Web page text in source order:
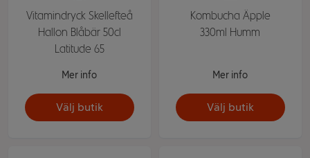
Vitamindryck Skellefteå
Hallon Blåbär 50cl
Latitude 65
Mer info
Välj butik
Kombucha Äpple
330ml Humm
Mer info
Välj butik